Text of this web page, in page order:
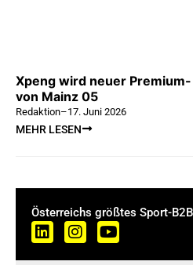
Xpeng wird neuer
von Mainz 05
Redaktion–17. Juni 2026
MEHR LESEN
Österreichs größtes Sport-